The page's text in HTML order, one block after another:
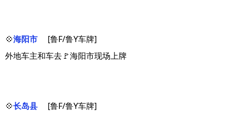
💠海阳市
[鲁F/鲁Y车牌]
外地车主和车去🚩海阳市现场上牌
💠长岛县
[鲁F/鲁Y车牌]